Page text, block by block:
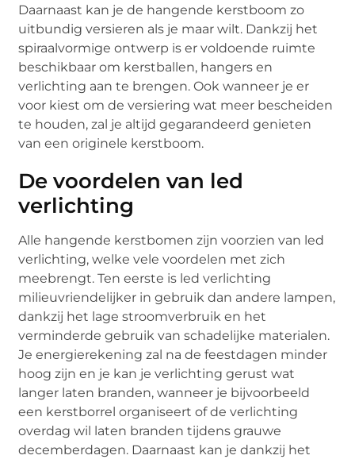
Daarnaast kan je de hangende kerstboom zo
uitbundig versieren als je maar wilt. Dankzij het
spiraalvormige ontwerp is er voldoende ruimte
beschikbaar om kerstballen, hangers en
verlichting aan te brengen. Ook wanneer je er
voor kiest om de versiering wat meer bescheiden
te houden, zal je altijd gegarandeerd genieten
van een originele kerstboom.
De voordelen van led
verlichting
Alle hangende kerstbomen zijn voorzien van led
verlichting, welke vele voordelen met zich
meebrengt. Ten eerste is led verlichting
milieuvriendelijker in gebruik dan andere lampen,
dankzij het lage stroomverbruik en het
verminderde gebruik van schadelijke materialen.
Je energierekening zal na de feestdagen minder
hoog zijn en je kan je verlichting gerust wat
langer laten branden, wanneer je bijvoorbeeld
een kerstborrel organiseert of de verlichting
overdag wil laten branden tijdens grauwe
decemberdagen. Daarnaast kan je dankzij het